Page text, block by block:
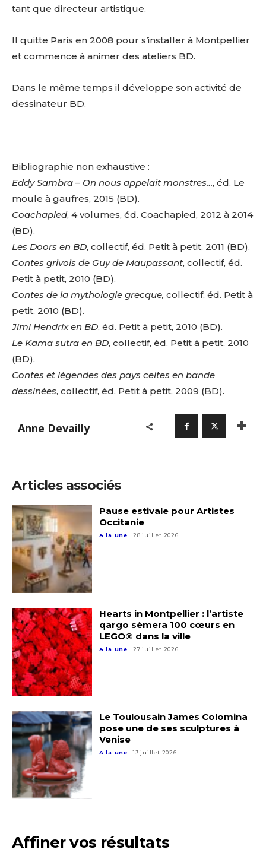
Adresse email*
Nom
Prénom
Statut / Organisation
J'accepte lestermes et conditions
* Champ obligatoire
Adresse email*
Nom
Statut / Organisation
J'accepte les
tant que directeur artistique.
Il quitte Paris en 2008 pour s’installer à Montpellier
et commence à animer des ateliers BD.
Dans le même temps il développe son activité de
dessinateur BD.
Bibliographie non exhaustive :
Eddy Sambra – On nous appelait monstres…, éd. Le
moule à gaufres, 2015 (BD).
Coachapied, 4 volumes, éd. Coachapied, 2012 à 2014
(BD).
Les Doors en BD, collectif, éd. Petit à petit, 2011 (BD).
Contes grivois de Guy de Maupassant, collectif, éd.
Petit à petit, 2010 (BD).
Contes de la mythologie grecque, collectif, éd. Petit à
petit, 2010 (BD).
Jimi Hendrix en BD, éd. Petit à petit, 2010 (BD).
Le Kama sutra en BD, collectif, éd. Petit à petit, 2010
(BD).
Contes et légendes des pays celtes en bande
dessinées, collectif, éd. Petit à petit, 2009 (BD).
Anne Devailly
Articles associés
Pause estivale pour Artistes
Occitanie
A la une 28 juillet 2026
Hearts in Montpellier : l’artiste
qargo sèmera 100 cœurs en
LEGO® dans la ville
A la une 27 juillet 2026
Le Toulousain James Colomina
pose une de ses sculptures à
Venise
A la une 13 juillet 2026
Affiner vos résultats